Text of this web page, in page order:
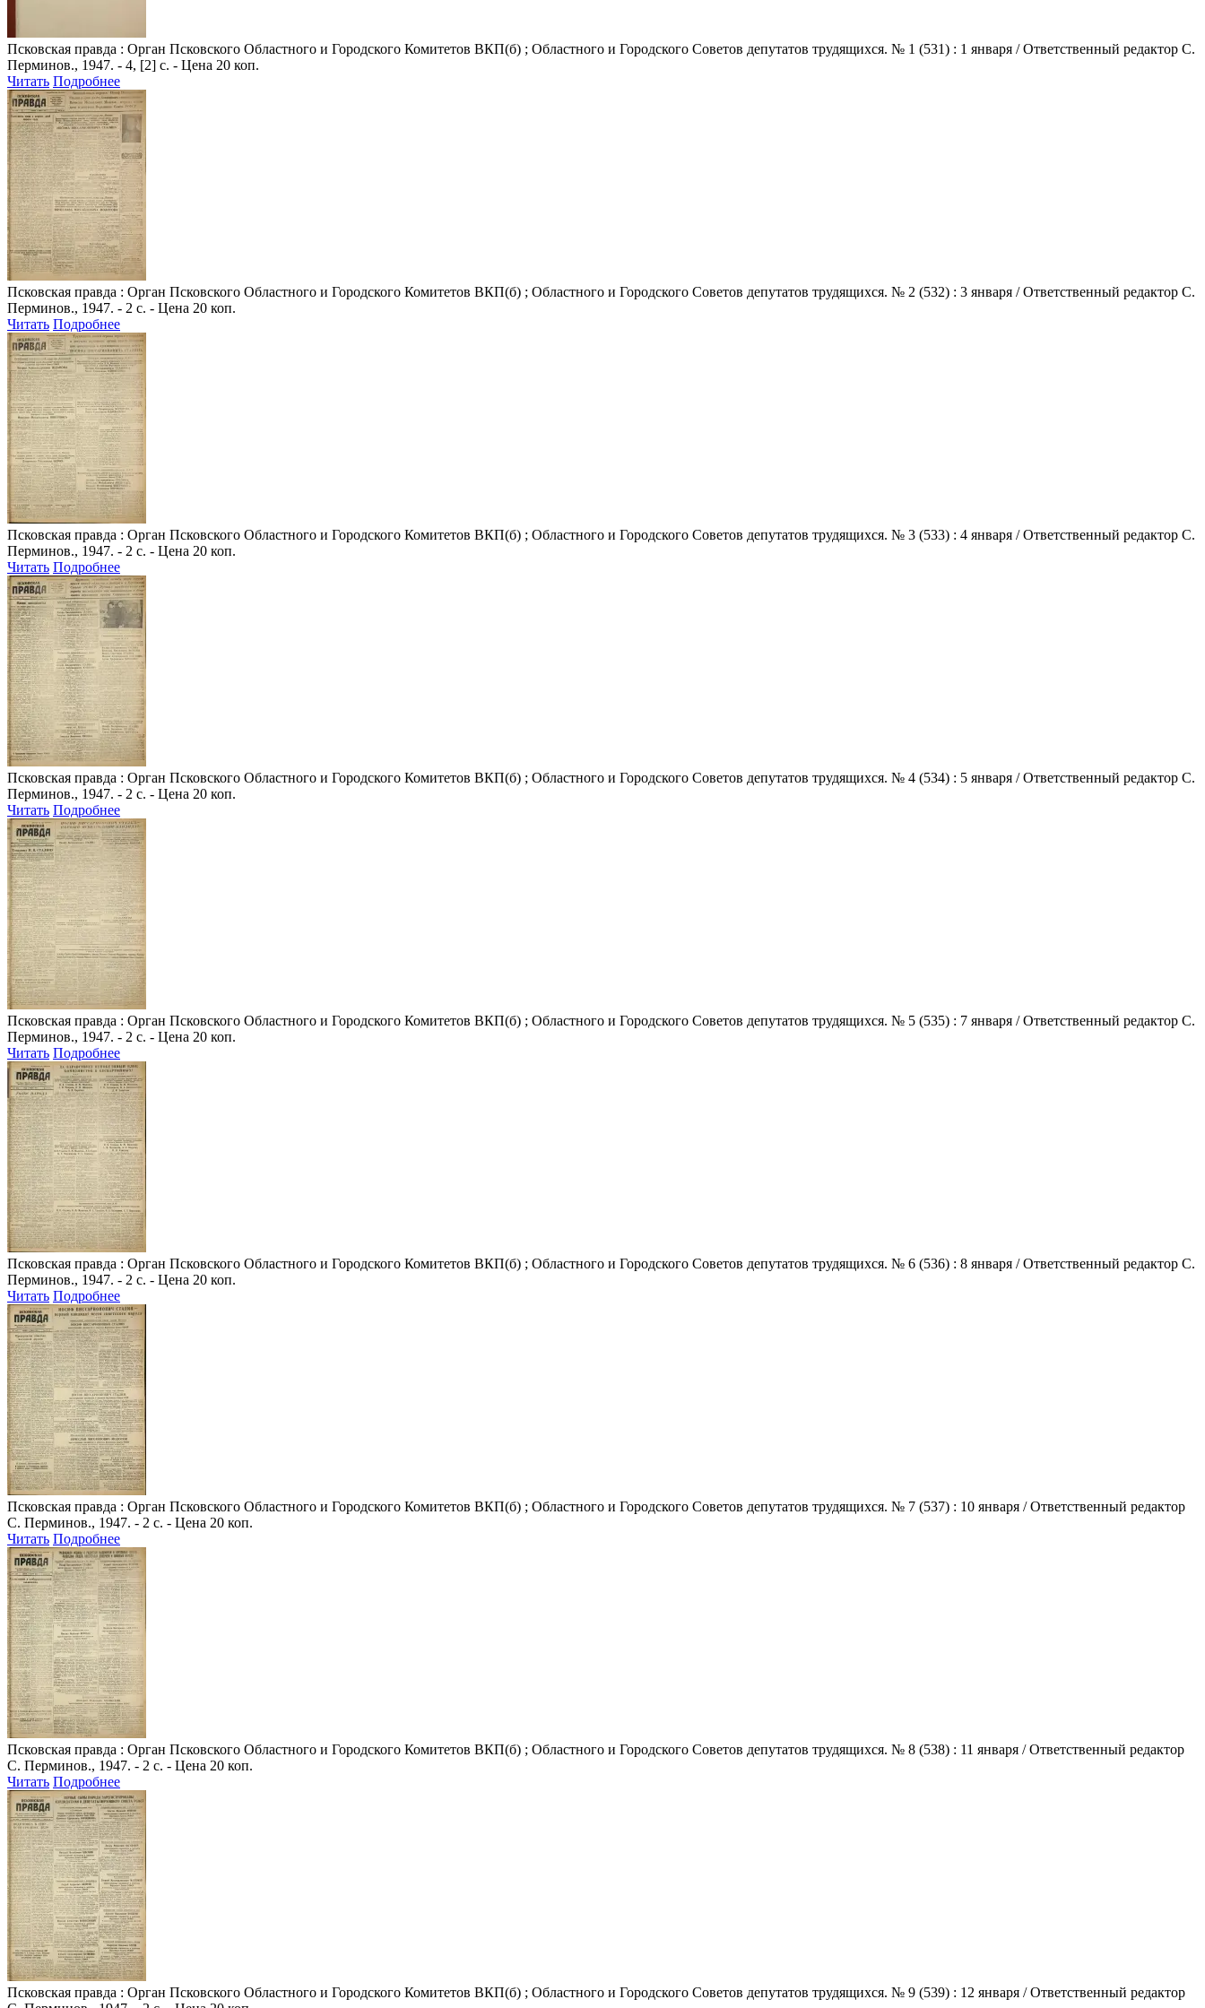
Псковская правда : Орган Псковского Областного и Городского Комитетов ВКП(б) ; Областного и Городского Советов депутатов трудящихся. № 1 (531) : 1 января / Ответственный редактор С.
Перминов., 1947. - 4, [2] с. - Цена 20 коп.
Читать Подробнее
Псковская правда : Орган Псковского Областного и Городского Комитетов ВКП(б) ; Областного и Городского Советов депутатов трудящихся. № 2 (532) : 3 января / Ответственный редактор С.
Перминов., 1947. - 2 с. - Цена 20 коп.
Читать Подробнее
Псковская правда : Орган Псковского Областного и Городского Комитетов ВКП(б) ; Областного и Городского Советов депутатов трудящихся. № 3 (533) : 4 января / Ответственный редактор С.
Перминов., 1947. - 2 с. - Цена 20 коп.
Читать Подробнее
Псковская правда : Орган Псковского Областного и Городского Комитетов ВКП(б) ; Областного и Городского Советов депутатов трудящихся. № 4 (534) : 5 января / Ответственный редактор С.
Перминов., 1947. - 2 с. - Цена 20 коп.
Читать Подробнее
Псковская правда : Орган Псковского Областного и Городского Комитетов ВКП(б) ; Областного и Городского Советов депутатов трудящихся. № 5 (535) : 7 января / Ответственный редактор С.
Перминов., 1947. - 2 с. - Цена 20 коп.
Читать Подробнее
Псковская правда : Орган Псковского Областного и Городского Комитетов ВКП(б) ; Областного и Городского Советов депутатов трудящихся. № 6 (536) : 8 января / Ответственный редактор С.
Перминов., 1947. - 2 с. - Цена 20 коп.
Читать Подробнее
Псковская правда : Орган Псковского Областного и Городского Комитетов ВКП(б) ; Областного и Городского Советов депутатов трудящихся. № 7 (537) : 10 января / Ответственный редактор
С. Перминов., 1947. - 2 с. - Цена 20 коп.
Читать Подробнее
Псковская правда : Орган Псковского Областного и Городского Комитетов ВКП(б) ; Областного и Городского Советов депутатов трудящихся. № 8 (538) : 11 января / Ответственный редактор
С. Перминов., 1947. - 2 с. - Цена 20 коп.
Читать Подробнее
Псковская правда : Орган Псковского Областного и Городского Комитетов ВКП(б) ; Областного и Городского Советов депутатов трудящихся. № 9 (539) : 12 января / Ответственный редактор